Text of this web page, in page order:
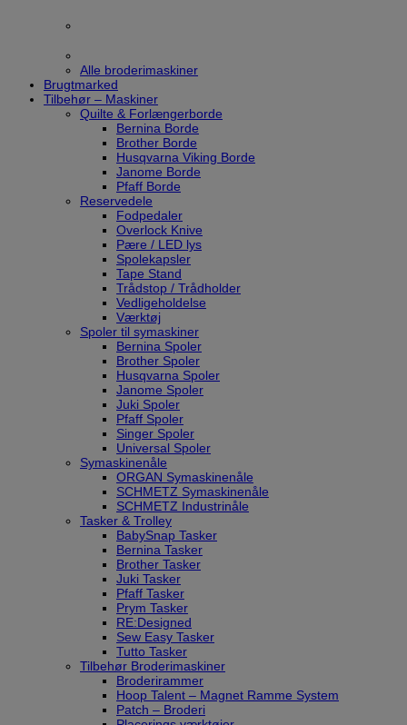
Alle broderimaskiner
Brugtmarked
Tilbehør – Maskiner
Quilte & Forlængerborde
Bernina Borde
Brother Borde
Husqvarna Viking Borde
Janome Borde
Pfaff Borde
Reservedele
Fodpedaler
Overlock Knive
Pære / LED lys
Spolekapsler
Tape Stand
Trådstop / Trådholder
Vedligeholdelse
Værktøj
Spoler til symaskiner
Bernina Spoler
Brother Spoler
Husqvarna Spoler
Janome Spoler
Juki Spoler
Pfaff Spoler
Singer Spoler
Universal Spoler
Symaskinenåle
ORGAN Symaskinenåle
SCHMETZ Symaskinenåle
SCHMETZ Industrinåle
Tasker & Trolley
BabySnap Tasker
Bernina Tasker
Brother Tasker
Juki Tasker
Pfaff Tasker
Prym Tasker
RE:Designed
Sew Easy Tasker
Tutto Tasker
Tilbehør Broderimaskiner
Broderirammer
Hoop Talent – Magnet Ramme System
Patch – Broderi